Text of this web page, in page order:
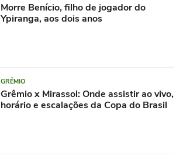
Morre Benício, filho de jogador do
Ypiranga, aos dois anos
GRÊMIO
Grêmio x Mirassol: Onde assistir ao vivo,
horário e escalações da Copa do Brasil